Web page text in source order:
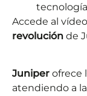
Accede al
revolución de
Juniper ofrece
atendiendo a